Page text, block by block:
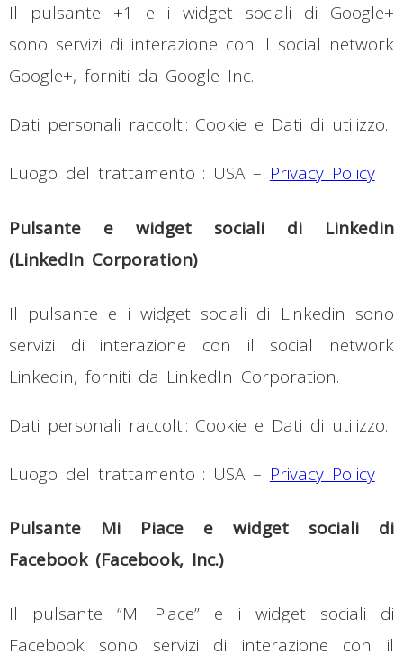
Il pulsante +1 e i widget sociali di Google+
sono servizi di interazione con il social network
Google+, forniti da Google Inc.
Dati personali raccolti: Cookie e Dati di utilizzo.
Luogo del trattamento : USA – Privacy Policy
Pulsante e widget sociali di Linkedin
(LinkedIn Corporation)
Il pulsante e i widget sociali di Linkedin sono
servizi di interazione con il social network
Linkedin, forniti da LinkedIn Corporation.
Dati personali raccolti: Cookie e Dati di utilizzo.
Luogo del trattamento : USA – Privacy Policy
Pulsante Mi Piace e widget sociali di
Facebook (Facebook, Inc.)
Il pulsante “Mi Piace” e i widget sociali di
Facebook sono servizi di interazione con il